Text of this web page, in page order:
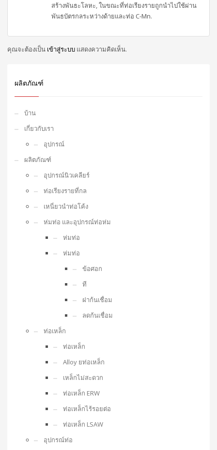
สร้างพันธะโลหะ, ในขณะที่ท่อเรียงรายถูกนำไปใช้ผ่าน
พันธบัตรกลระหว่างด้ายและท่อ C-Mn.
คุณจะต้องเป็น เข้าสู่ระบบ แสดงความคิดเห็น.
ผลิตภัณฑ์
บ้าน
เกี่ยวกับเรา
อุปกรณ์
ผลิตภัณฑ์
อุปกรณ์นิวเคลียร์
ท่อเรียงรายที่กล
เหนี่ยวนำท่อโค้ง
ห่มท่อ และอุปกรณ์ท่อห่ม
ห่มท่อ
ห่มท่อ
ข้อศอก
ที
ฝาก้นเชื่อม
ลดก้นเชื่อม
ท่อเหล็ก
ท่อเหล็ก
Alloy ยท่อเหล็ก
เหล็กไม่สะดวก
ท่อเหล็ก ERW
ท่อเหล็กไร้รอยต่อ
ท่อเหล็ก LSAW
อุปกรณ์ท่อ